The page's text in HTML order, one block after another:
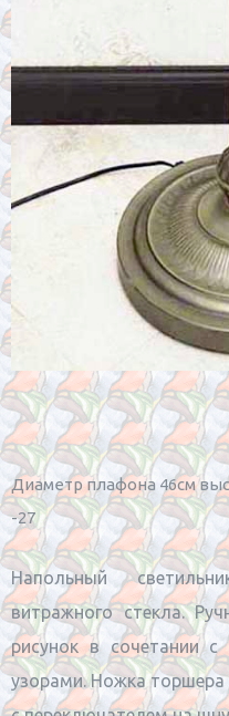
Диаметр плафона 46см
-27
Напольный
витражного стекла.
рисунок в сочетании
узорами. Ножка торшера